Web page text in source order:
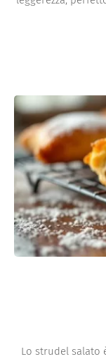
Lo strudel salato